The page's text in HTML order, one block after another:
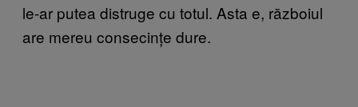
le-ar putea distruge cu totul. Asta e, războiul
are mereu consecințe dure.